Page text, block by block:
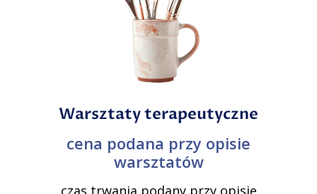
Warsztaty terapeutyczne
cena podana przy opisie
warsztatów
czas trwania podany przy opisie